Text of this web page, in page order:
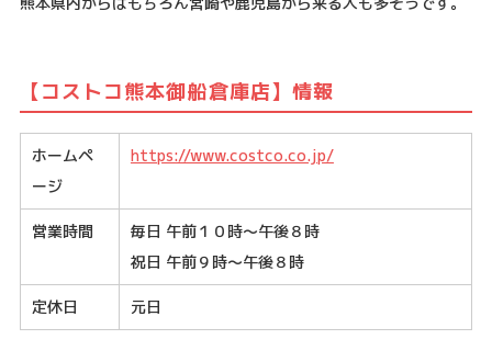
【コストコ熊本御船倉庫店】情報
ホームペ
ージ
https://www.costco.co.jp/
営業時間
毎日 午前１０時〜午後８時
祝日 午前９時〜午後８時
定休日 元日